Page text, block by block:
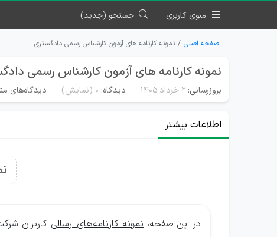
منوی کاربری جستجو (جدید)
صفحه اصلی نمونه کارنامه های آزمون کارشناس رسمی دادگستری
نمونه کارنامه های آزمون کارشناس رسمی
بروزرسانی: ۲ خرداد ۱۴۰۵ دیدگاه: 0 (نمایش) دیدگاه‌های
اطلاعات بیشتر
در این صفحه،نمونه کارنامه‌های ارسالی کاربران